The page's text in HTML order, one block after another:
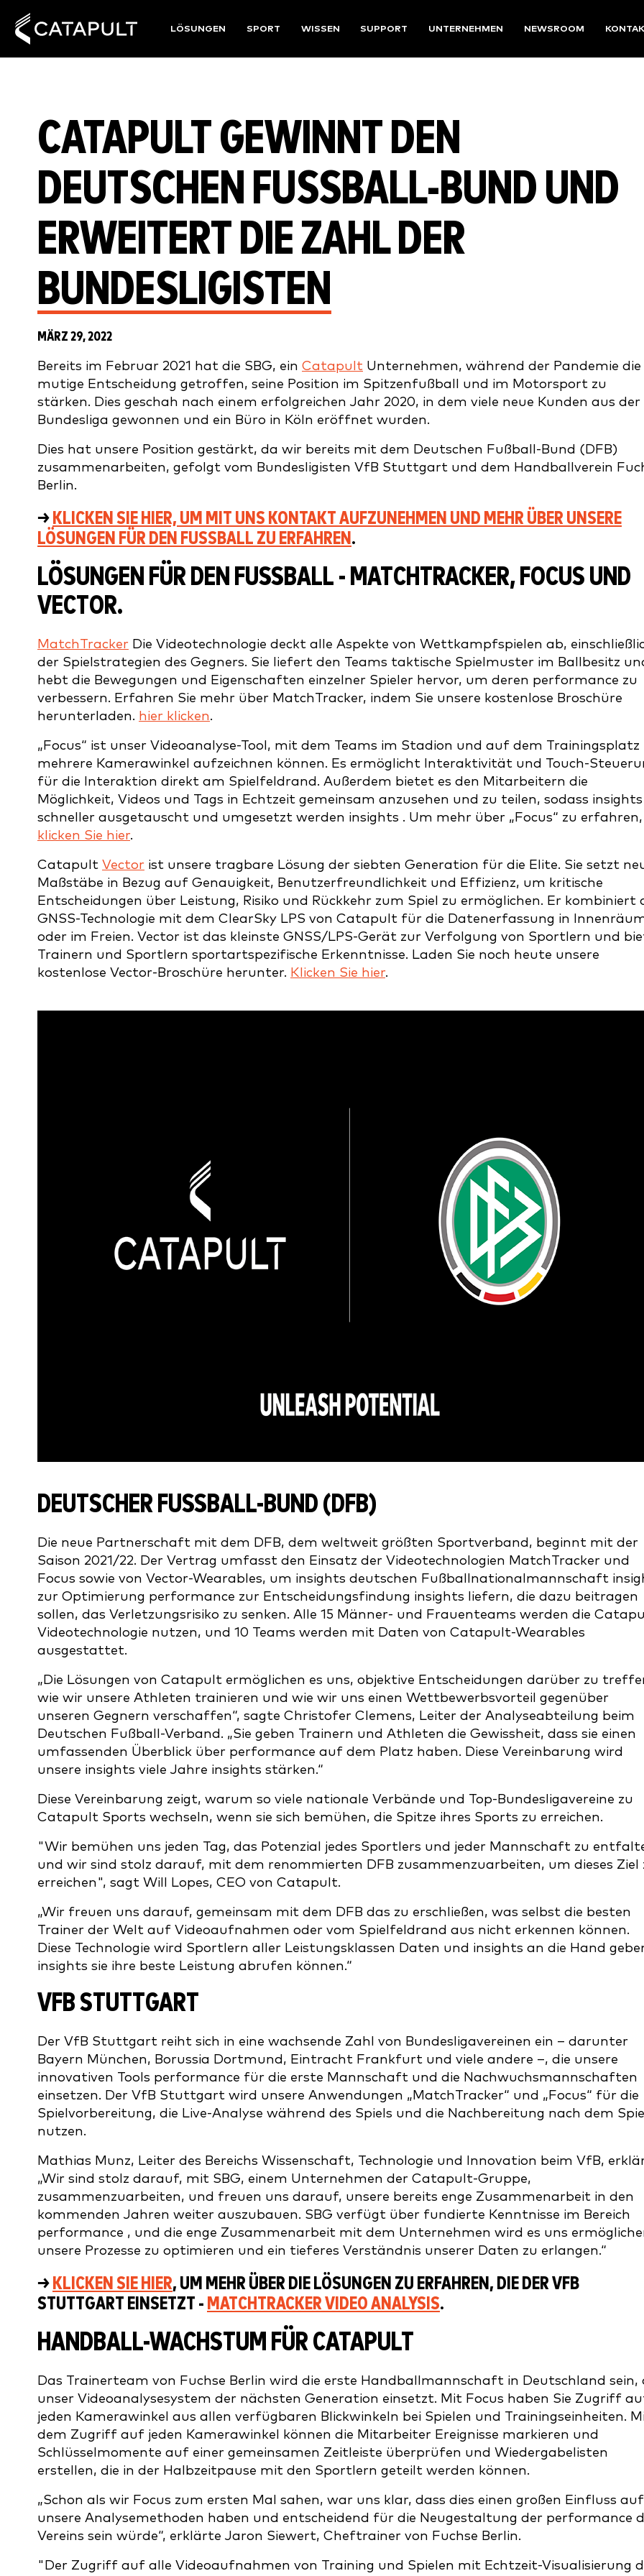
LÖSUNGEN SPORT WISSEN SUPPORT UNTERNEHMEN NEWSROOM
CATAPULT GEWINNT DEN
DEUTSCHEN FUSSBALL-BUND UND E
RWEITERT DIE ZAHL DER B
UNDESLIGISTEN
MÄRZ 29, 2022
Bereits im Februar 2021 hat die SBG, ein Catapult Unternehmen, während der Pandemie die
mutige Entscheidung getroffen, seine Position im Spitzenfußball und im Motorsport zu
stärken. Dies geschah nach einem erfolgreichen Jahr 2020, in dem viele neue Kunden aus der
Bundesliga gewonnen und ein Büro in Köln eröffnet wurden.
Dies hat unsere Position gestärkt, da wir bereits mit dem Deutschen Fußball-Bund (DFB)
zusammenarbeiten, gefolgt vom Bundesligisten VfB Stuttgart und dem Handballverein
Berlin.
→ KLICKEN SIE HIER, UM MIT UNS KONTAKT AUFZUNEHMEN UND MEHR ÜBER UNSERE
LÖSUNGEN FÜR DEN FUSSBALL ZU ERFAHREN
.
LÖSUNGEN FÜR DEN FUSSBALL - MATCHTRACKER, FOCUS UND V
ECTOR.
MatchTracker Die Videotechnologie deckt alle Aspekte von Wettkampfspielen ab,
der Spielstrategien des Gegners. Sie liefert den Teams taktische Spielmuster im Ballbesitz
hebt die Bewegungen und Eigenschaften einzelner Spieler hervor, um deren performance zu
verbessern. Erfahren Sie mehr über MatchTracker, indem Sie unsere kostenlose Broschüre
herunterladen. hier klicken.
„Focus“ ist unser Videoanalyse-Tool, mit dem Teams im Stadion und auf dem Trainingsplatz
mehrere Kamerawinkel aufzeichnen können. Es ermöglicht Interaktivität und Touch-
für die Interaktion direkt am Spielfeldrand. Außerdem bietet es den Mitarbeitern die
Möglichkeit, Videos und Tags in Echtzeit gemeinsam anzusehen und zu teilen, sodass insights
schneller ausgetauscht und umgesetzt werden insights . Um mehr über „Focus“ zu erfahren,
klicken Sie hier.
Catapult Vector ist unsere tragbare Lösung der siebten Generation für die Elite. Sie setzt
Maßstäbe in Bezug auf Genauigkeit, Benutzerfreundlichkeit und Effizienz, um kritische
Entscheidungen über Leistung, Risiko und Rückkehr zum Spiel zu ermöglichen. Er kombiniert
GNSS-Technologie mit dem ClearSky LPS von Catapult für die Datenerfassung in
oder im Freien. Vector ist das kleinste GNSS/LPS-Gerät zur Verfolgung von Sportlern und
Trainern und Sportlern sportartspezifische Erkenntnisse. Laden Sie noch heute unsere
kostenlose Vector-Broschüre herunter. Klicken Sie hier.
DEUTSCHER FUSSBALL-BUND (DFB)
Die neue Partnerschaft mit dem DFB, dem weltweit größten Sportverband, beginnt mit der
Saison 2021/22. Der Vertrag umfasst den Einsatz der Videotechnologien MatchTracker und
Focus sowie von Vector-Wearables, um insights deutschen Fußballnationalmannschaft
zur Optimierung performance zur Entscheidungsfindung insights liefern, die dazu beitragen
sollen, das Verletzungsrisiko zu senken. Alle 15 Männer- und Frauenteams werden die
Videotechnologie nutzen, und 10 Teams werden mit Daten von Catapult-Wearables
ausgestattet.
„Die Lösungen von Catapult ermöglichen es uns, objektive Entscheidungen darüber zu
wie wir unsere Athleten trainieren und wie wir uns einen Wettbewerbsvorteil gegenüber
unseren Gegnern verschaffen“, sagte Christofer Clemens, Leiter der Analyseabteilung beim
Deutschen Fußball-Verband. „Sie geben Trainern und Athleten die Gewissheit, dass sie einen
umfassenden Überblick über performance auf dem Platz haben. Diese Vereinbarung wird
unsere insights viele Jahre insights stärken.“
Diese Vereinbarung zeigt, warum so viele nationale Verbände und Top-Bundesligavereine zu
Catapult Sports wechseln, wenn sie sich bemühen, die Spitze ihres Sports zu erreichen.
"Wir bemühen uns jeden Tag, das Potenzial jedes Sportlers und jeder Mannschaft zu
und wir sind stolz darauf, mit dem renommierten DFB zusammenzuarbeiten, um dieses Ziel
erreichen", sagt Will Lopes, CEO von Catapult.
„Wir freuen uns darauf, gemeinsam mit dem DFB das zu erschließen, was selbst die besten
Trainer der Welt auf Videoaufnahmen oder vom Spielfeldrand aus nicht erkennen können.
Diese Technologie wird Sportlern aller Leistungsklassen Daten und insights an die Hand
insights sie ihre beste Leistung abrufen können.“
VFB STUTTGART
Der VfB Stuttgart reiht sich in eine wachsende Zahl von Bundesligavereinen ein – darunter
Bayern München, Borussia Dortmund, Eintracht Frankfurt und viele andere –, die unsere
innovativen Tools performance für die erste Mannschaft und die Nachwuchsmannschaften
einsetzen. Der VfB Stuttgart wird unsere Anwendungen „MatchTracker“ und „Focus“ für die
Spielvorbereitung, die Live-Analyse während des Spiels und die Nachbereitung nach dem
nutzen.
Mathias Munz, Leiter des Bereichs Wissenschaft, Technologie und Innovation beim VfB,
„Wir sind stolz darauf, mit SBG, einem Unternehmen der Catapult-Gruppe,
zusammenzuarbeiten, und freuen uns darauf, unsere bereits enge Zusammenarbeit in den
kommenden Jahren weiter auszubauen. SBG verfügt über fundierte Kenntnisse im Bereich
performance , und die enge Zusammenarbeit mit dem Unternehmen wird es uns
unsere Prozesse zu optimieren und ein tieferes Verständnis unserer Daten zu erlangen.“
→ KLICKEN SIE HIER, UM MEHR ÜBER DIE LÖSUNGEN ZU ERFAHREN, DIE DER VFB
STUTTGART EINSETZT - MATCHTRACKER VIDEO ANALYSIS.
HANDBALL-WACHSTUM FÜR CATAPULT
Das Trainerteam von Fuchse Berlin wird die erste Handballmannschaft in Deutschland sein,
unser Videoanalysesystem der nächsten Generation einsetzt. Mit Focus haben Sie Zugriff
jeden Kamerawinkel aus allen verfügbaren Blickwinkeln bei Spielen und Trainingseinheiten.
dem Zugriff auf jeden Kamerawinkel können die Mitarbeiter Ereignisse markieren und
Schlüsselmomente auf einer gemeinsamen Zeitleiste überprüfen und Wiedergabelisten
erstellen, die in der Halbzeitpause mit den Sportlern geteilt werden können.
„Schon als wir Focus zum ersten Mal sahen, war uns klar, dass dies einen großen Einfluss auf
unsere Analysemethoden haben und entscheidend für die Neugestaltung der performance
Vereins sein würde“, erklärte Jaron Siewert, Cheftrainer von Fuchse Berlin.
"Der Zugriff auf alle Videoaufnahmen von Training und Spielen mit Echtzeit-Visualisierung